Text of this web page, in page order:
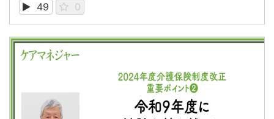
49
0